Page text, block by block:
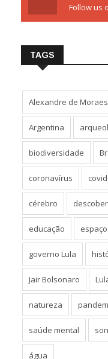
Follow us
TAGS
Alexandre de Moraes
Argentina
biodiversidade
coronavírus
cérebro
educação espaço
governo Lula
Jair Bolsonaro
natureza
saúde mental
água